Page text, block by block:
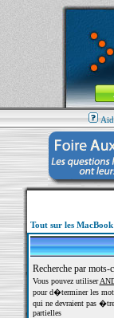
MacBook-fr.com
Aller au
Tout sur les
Recherche par
Vous pouvez utiliser
pour d�terminer les
qui ne devraient pas
partielles